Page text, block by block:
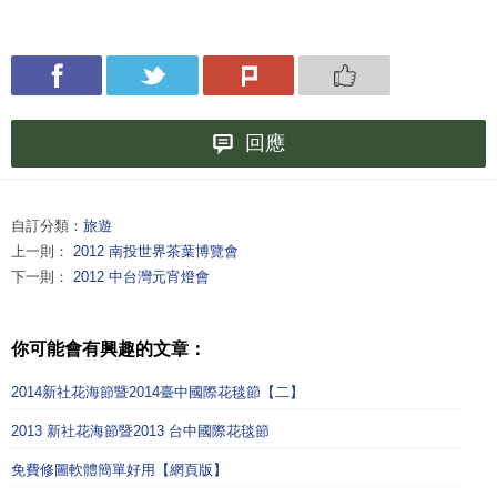
回應
自訂分類： 旅遊
上一則： 2012 南投世界茶葉博覽會
下一則： 2012 中台灣元宵燈會
你可能會有興趣的文章：
2014新社花海節暨2014臺中國際花毯節【二】
2013 新社花海節暨2013 台中國際花毯節
免費修圖軟體簡單好用【網頁版】